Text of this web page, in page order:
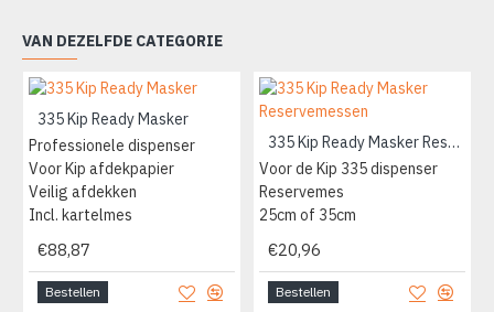
VAN DEZELFDE CATEGORIE
335 Kip Ready Masker
Professionele dispenser
Voor Kip afdekpapier
Veilig afdekken
Incl. kartelmes
€88,87
Bestellen
335 Kip Ready Masker Reservemessen
Voor de Kip 335 dispenser
Reservemes
25cm of 35cm
€20,96
Bestellen